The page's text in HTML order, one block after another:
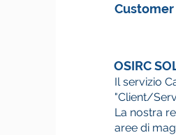
Customer
OSIRC
Il servizio
"Client/
La nostra
aree di